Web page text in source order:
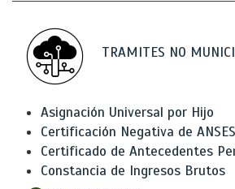
TRAMITES NO
Asignación Universal por Hijo
Certificación Negativa de ANSES
Certificado de Antecedentes
Constancia de Ingresos Brutos